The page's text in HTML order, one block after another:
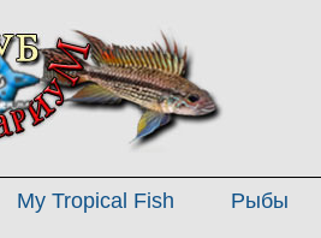
My Tropical Fish Рыбы